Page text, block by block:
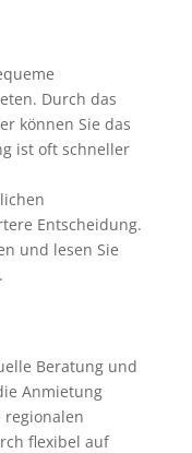
Durch das
können Sie das
ist oft schneller
Entscheidung.
und lesen Sie
Beratung und
Anmietung
regionalen
flexibel auf